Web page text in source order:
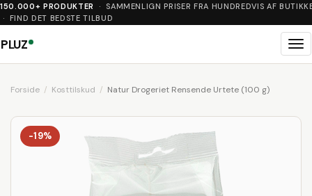
150.000+ PRODUKTER
· SAMMENLIGN PRISER FRA HUNDREDVIS AF
· FIND DET BEDSTE TILBUD
PLUZ
Forside Kosttilskud Natur Drogeriet Rensende Urtete (100 g)
-19%